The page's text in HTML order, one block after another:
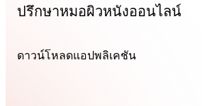
ปรึกษาหมอผิวหนังออนไลน์
ดาวน์โหลดแอปพลิเคชัน